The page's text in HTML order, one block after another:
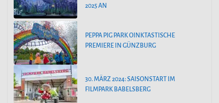
025 AN
PEPPA PIG PARK OINKTASTISCHE
PREMIERE IN GÜNZBURG
30. MÄRZ 2024: SAISONSTART IM
FILMPARK BABELSBERG